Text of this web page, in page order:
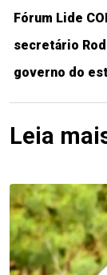
Fórum Lide
secretário
governo do
Leia